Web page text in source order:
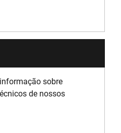
sobre
de nossos